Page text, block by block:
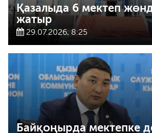
Қазалыда 6 мектеп
жатыр
29.07.2026, 8:25
Байқоңырда мектепке